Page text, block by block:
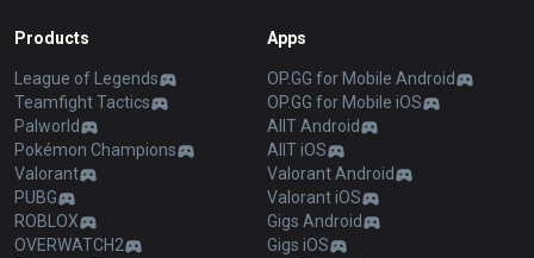
Products
League of Legends
Teamfight Tactics
Palworld
Pokémon Champions
Valorant
PUBG
ROBLOX
OVERWATCH2
Apps
OP.GG for Mobile Android
OP.GG for Mobile iOS
AllT Android
AllT iOS
Valorant Android
Valorant iOS
Gigs Android
Gigs iOS